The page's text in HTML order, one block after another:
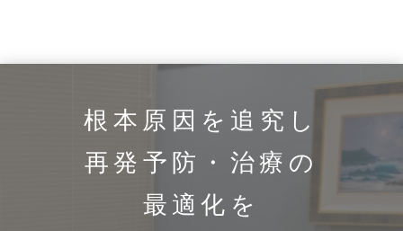
根本原因を追究し
再発予防・治療の
最適化を